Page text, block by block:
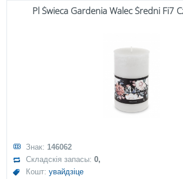
Pl Świeca Gardenia Walec Średni Fi7
Знак: 146062
Складскія запасы:0,
Кошт:увайдзіце